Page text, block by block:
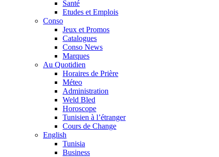
Santé
Etudes et Emplois
Conso
Jeux et Promos
Catalogues
Conso News
Marques
Au Quotidien
Horaires de Prière
Méteo
Administration
Weld Bled
Horoscope
Tunisien à l’étranger
Cours de Change
English
Tunisia
Business